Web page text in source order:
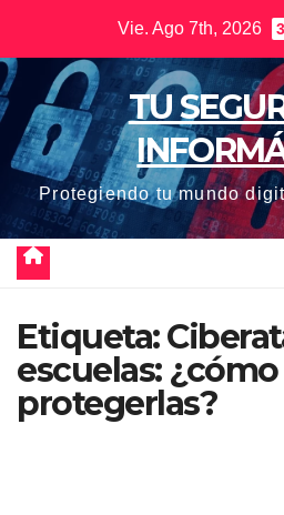
contenido
Vie. Ago 7th, 2026
TU
Protegiendo tu mundo
Etiqueta:
escuelas: ¿cómo
protegerlas?